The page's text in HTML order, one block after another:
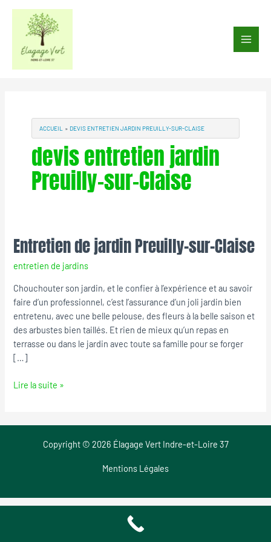
Aller
contenu
Main
ACCUEIL DEVIS ENTRETIEN JARDIN PREUILLY-SUR-CLAISE
devis entretien jardin
Preuilly-sur-Claise
Entretien de jardin Preuilly-sur-Claise
entretien de jardins
Chouchouter son jardin, et le confier à l’expérience et au savoir
faire d’un professionnel, c’est l’assurance d’un joli jardin bien
entretenu, avec une belle pelouse, des fleurs à la belle saison et
des arbustes bien taillés. Et rien de mieux qu’un repas en
terrasse ou dans le jardin avec toute sa famille pour se forger
[…]
Entretien
de
jardin
Preuilly-
sur-
Claise
Lire la suite »
Copyright © 2026 Élagage Vert Indre-et-Loire 37
Mentions Légales